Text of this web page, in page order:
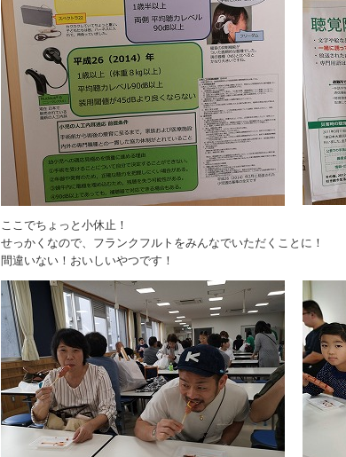
ここでちょっと小休止！
せっかくなので、フランクフルトをみんなでいただくことに！
間違いない！おいしいやつです！